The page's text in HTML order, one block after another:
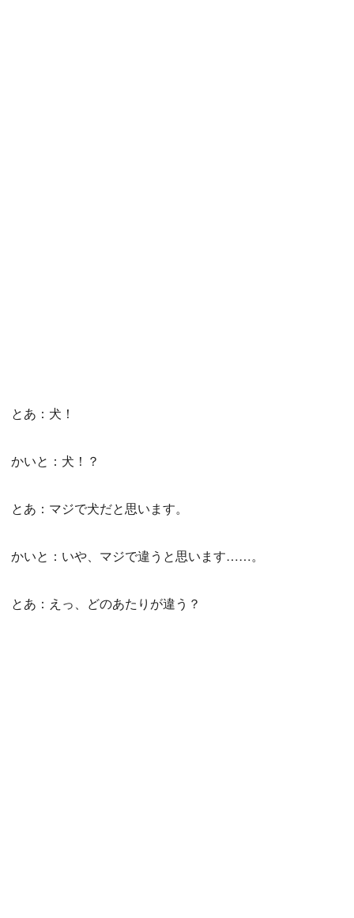
とあ：犬！
かいと：犬！？
とあ：マジで犬だと思います。
かいと：いや、マジで違うと思います……。
とあ：えっ、どのあたりが違う？